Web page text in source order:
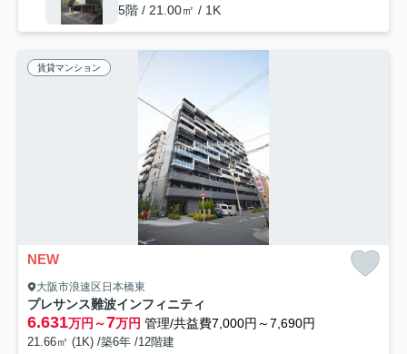
5階 / 21.00㎡ / 1K
賃貸マンション
NEW
大阪市浪速区日本橋東
プレサンス難波インフィニティ
6.631万円～7万円 管理/共益費7,000円～7,690円
21.66㎡ (1K) /築6年 /12階建